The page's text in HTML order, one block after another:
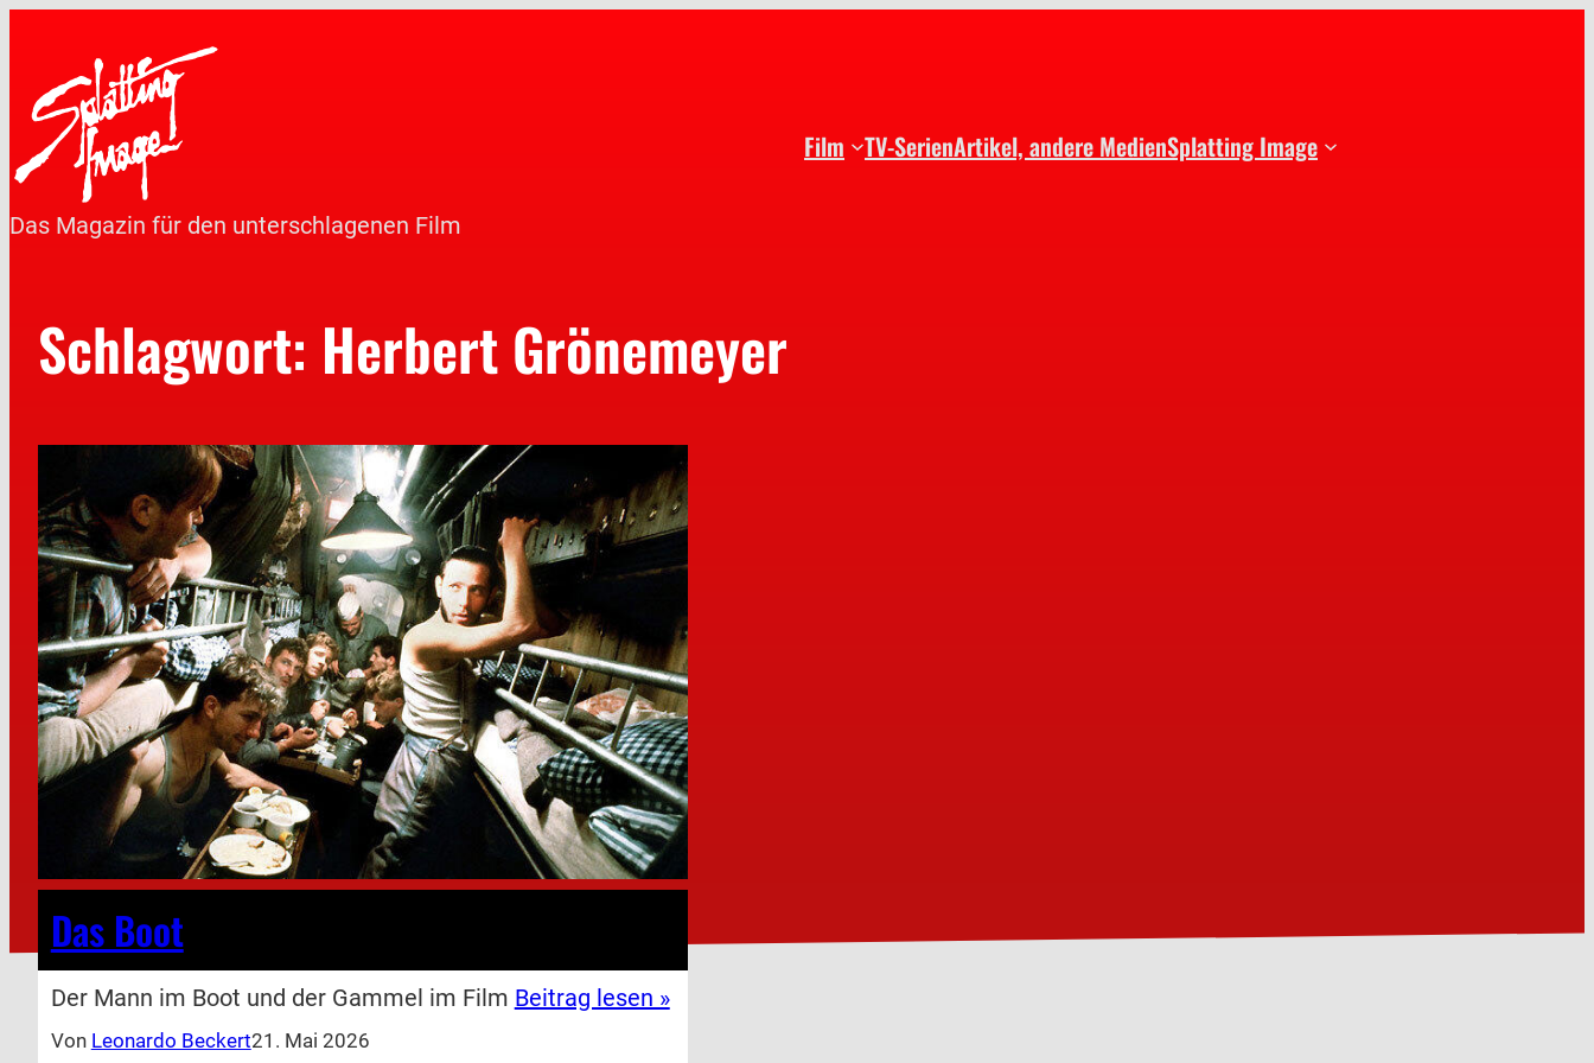
Das Magazin für den unterschlagenen Film
Film TV-SerienArtikel, andere MedienSplatting Image
Schlagwort: Herbert Grönemeyer
Das Boot
Der Mann im Boot und der Gammel im Film Beitrag lesen »
Von Leonardo Beckert21. Mai 2026